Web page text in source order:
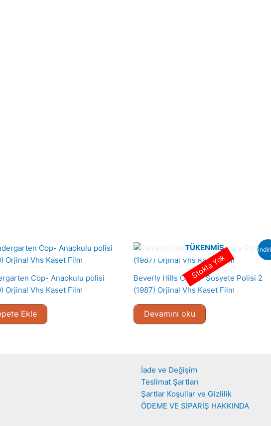
Cop- Anaokulu polisi
Orjinal Vhs Kaset Film
Ekle
TÜKENMIŞ
Beverly Hills Cop II- Sosyete Polisi 2
(1987) Orjinal Vhs Kaset Film
Devamını oku
Stokta Yok
İade ve Değişim
Teslimat Şartları
Şartlar Koşullar ve Gizlilik
ÖDEME VE SİPARİŞ HAKKINDA